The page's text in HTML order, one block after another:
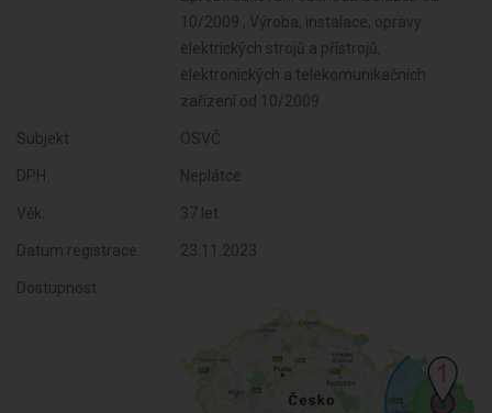
10/2009 , Výroba, instalace, opravy
elektrických strojů a přístrojů,
elektronických a telekomunikačních
zařízení od 10/2009
Subjekt: OSVČ
DPH: Neplátce
Věk: 37 let
Datum registrace: 23.11.2023
Dostupnost: